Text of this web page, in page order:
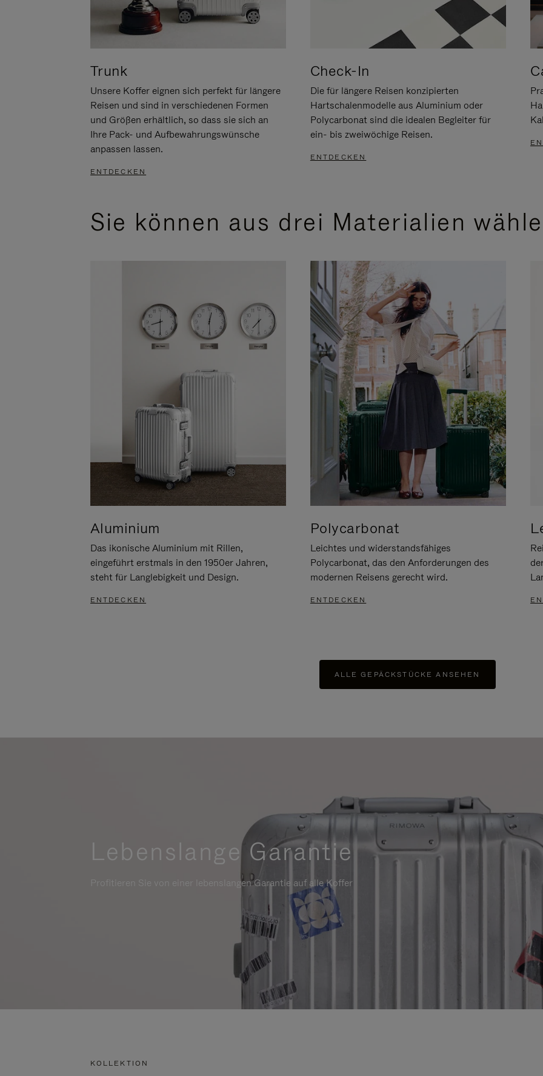
Trunk
Unsere Koffer eignen sich perfekt für längere
Reisen und sind in verschiedenen Formen
und Größen erhältlich, so dass sie sich an
Ihre Pack- und Aufbewahrungswünsche
anpassen lassen.
ENTDECKEN
Check-In
Die für längere Reisen konzipierten
Hartschalenmodelle aus Aluminium oder
Polycarbonat sind die idealen Begleiter für
ein- bis zweiwöchige Reisen.
ENTDECKEN
Sie können aus drei Materialien
Aluminium
Das ikonische Aluminium mit Rillen,
eingeführt erstmals in den 1950er Jahren,
steht für Langlebigkeit und Design.
ENTDECKEN
Polycarbonat
Leichtes und widerstandsfähiges
Polycarbonat, das den Anforderungen des
modernen Reisens gerecht wird.
ENTDECKEN
ALLE GEPÄCKSTÜCKE ANSEHEN
Lebenslange Garantie
Profitieren Sie von einer lebenslangen Garantie auf alle Koffer
KOLLEKTION